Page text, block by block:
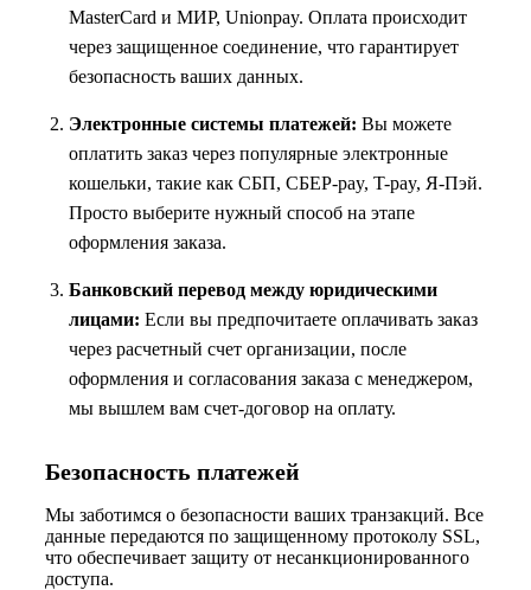
MasterCard и МИР, Unionpay. Оплата происходит
через защищенное соединение, что гарантирует
безопасность ваших данных.
Электронные системы платежей: Вы можете
оплатить заказ через популярные электронные
кошельки, такие как СБП, СБЕР-pay, T-pay, Я-Пэй.
Просто выберите нужный способ на этапе
оформления заказа.
Банковский перевод между юридическими
лицами: Если вы предпочитаете оплачивать заказ
через расчетный счет организации, после
оформления и согласования заказа с менеджером,
мы вышлем вам счет-договор на оплату.
Безопасность платежей
Мы заботимся о безопасности ваших транзакций. Все
данные передаются по защищенному протоколу SSL,
что обеспечивает защиту от несанкционированного
доступа.